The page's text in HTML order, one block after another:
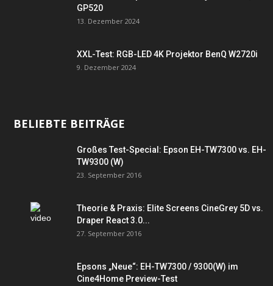
GP520
13. Dezember 2024
XXL-Test: RGB-LED 4K Projektor BenQ W2720i
9. Dezember 2024
BELIEBTE BEITRÄGE
Großes Test-Special: Epson EH-TW7300 vs. EH-
TW9300 (W)
23. September 2016
Theorie & Praxis: Elite Screens CineGrey 5D vs.
Draper React 3.0...
27. September 2016
Epsons „Neue“: EH-TW7300 / 9300(W) im
Cine4Home Preview-Test